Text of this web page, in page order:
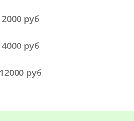
2000 руб
4000 руб
руб